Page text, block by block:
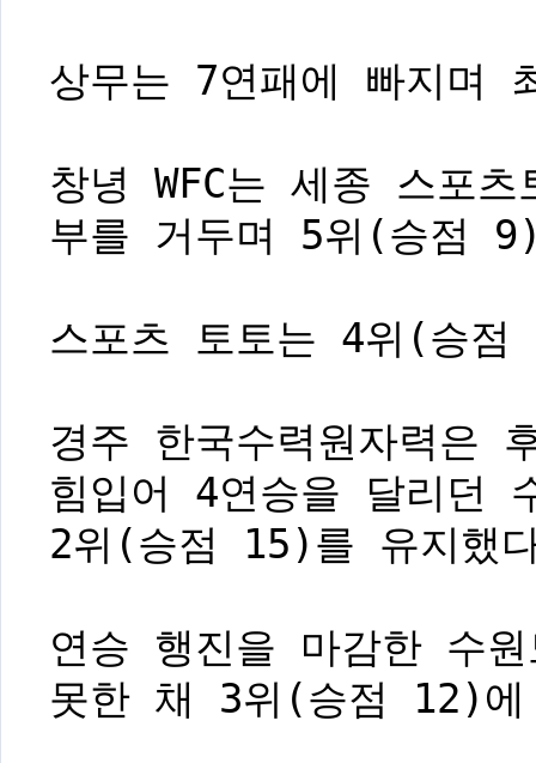
상무는 7연패에 빠지며
창녕 WFC는 세종 스포
부를 거두며 5위(승점
스포츠 토토는 4위(승
경주 한국수력원자력은
힘입어 4연승을 달리던
2위(승점 15)를 유지했
연승 행진을 마감한 수
못한 채 3위(승점 12)